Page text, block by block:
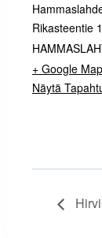
Rikasteentie
+ Google Map
Näytä